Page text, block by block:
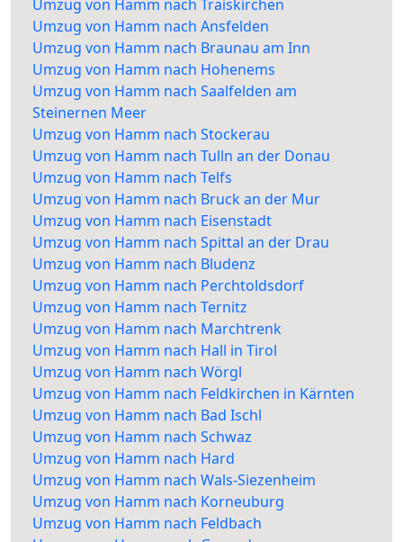
Umzug von Hamm nach Traiskirchen
Umzug von Hamm nach Ansfelden
Umzug von Hamm nach Braunau am Inn
Umzug von Hamm nach Hohenems
Umzug von Hamm nach Saalfelden am
Steinernen Meer
Umzug von Hamm nach Stockerau
Umzug von Hamm nach Tulln an der Donau
Umzug von Hamm nach Telfs
Umzug von Hamm nach Bruck an der Mur
Umzug von Hamm nach Eisenstadt
Umzug von Hamm nach Spittal an der Drau
Umzug von Hamm nach Bludenz
Umzug von Hamm nach Perchtoldsdorf
Umzug von Hamm nach Ternitz
Umzug von Hamm nach Marchtrenk
Umzug von Hamm nach Hall in Tirol
Umzug von Hamm nach Wörgl
Umzug von Hamm nach Feldkirchen in Kärnten
Umzug von Hamm nach Bad Ischl
Umzug von Hamm nach Schwaz
Umzug von Hamm nach Hard
Umzug von Hamm nach Wals-Siezenheim
Umzug von Hamm nach Korneuburg
Umzug von Hamm nach Feldbach